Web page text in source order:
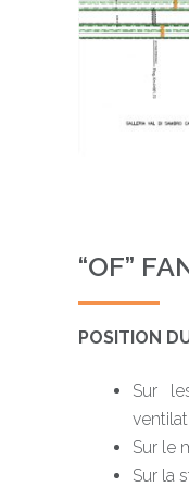
“OF”
POSITION
Sur
Sur le
Sur la